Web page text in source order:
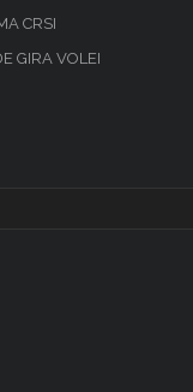
CRSI
GIRA VOLEI